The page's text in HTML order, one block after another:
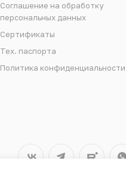
Соглашение на обработку
персональных данных
Сертификаты
Тех. паспорта
Политика конфиденциальности